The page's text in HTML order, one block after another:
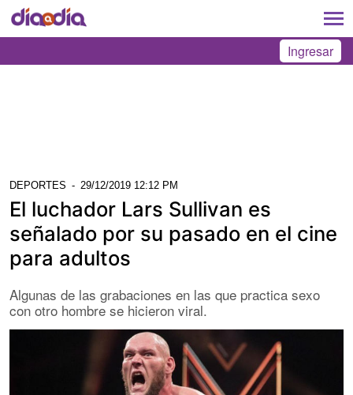
Ingresar
DEPORTES - 29/12/2019 12:12 PM
El luchador Lars Sullivan es
señalado por su pasado en el cine
para adultos
Algunas de las grabaciones en las que practica sexo
con otro hombre se hicieron viral.